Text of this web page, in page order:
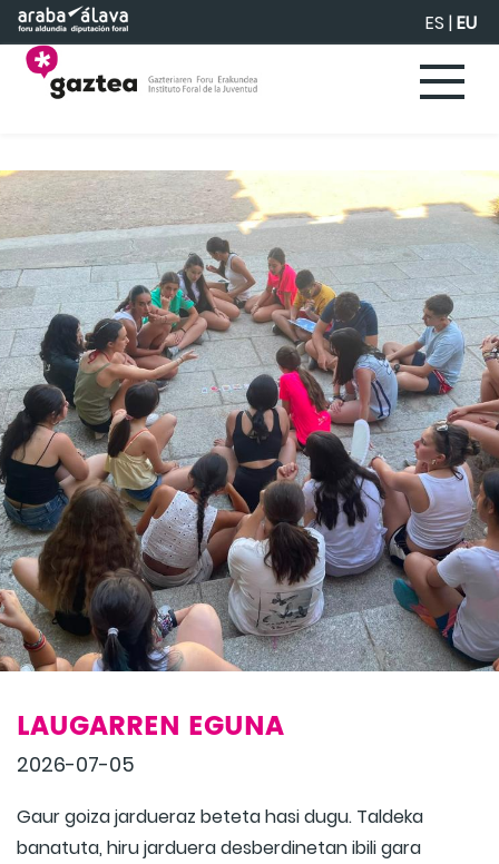
Eduki nagusira joan ES |EU
LAUGARREN EGUNA
2026-07-05
Gaur goiza jardueraz beteta hasi dugu. Taldeka
banatuta, hiru jarduera desberdinetan ibili gara